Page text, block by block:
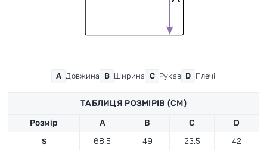
A Довжина B Ширина С Рукав D Плечі
ТАБЛИЦЯ РОЗМІРІВ (СМ)
Розмір
A B С D
S 68.5 49 23.5 42